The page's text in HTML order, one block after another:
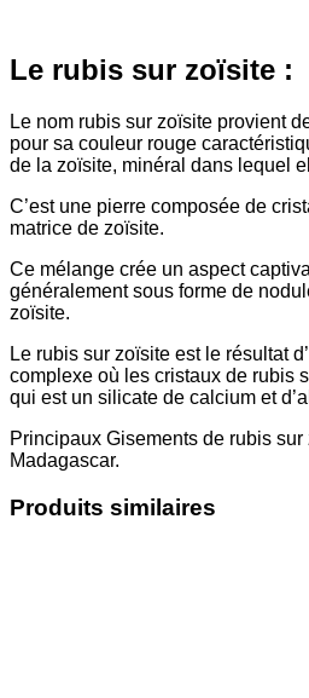
Le rubis sur zoïsite :
Le nom rubis sur zoïsite provient
pour sa couleur rouge
de la zoïsite, minéral dans lequel
C’est une pierre composée de
matrice de zoïsite.
Ce mélange crée un aspect
généralement sous forme de
zoïsite.
Le rubis sur zoïsite est le résultat
complexe où les cristaux de rubis
qui est un silicate de calcium et
Principaux Gisements de rubis
Madagascar.
Produits similaires